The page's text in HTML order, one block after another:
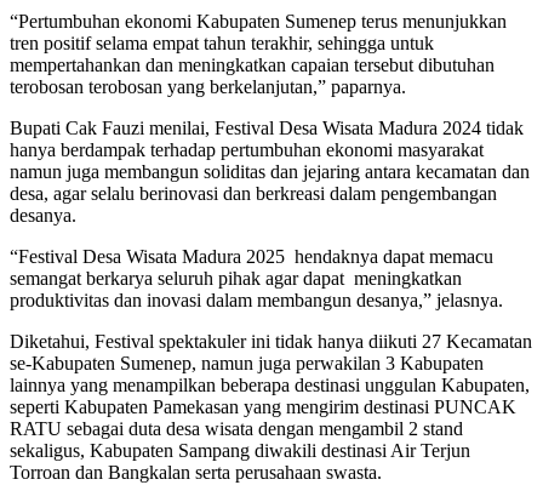
“Pertumbuhan ekonomi Kabupaten Sumenep terus menunjukkan
tren positif selama empat tahun terakhir, sehingga untuk
mempertahankan dan meningkatkan capaian tersebut dibutuhan
terobosan terobosan yang berkelanjutan,” paparnya.
Bupati Cak Fauzi menilai, Festival Desa Wisata Madura 2024 tidak
hanya berdampak terhadap pertumbuhan ekonomi masyarakat
namun juga membangun soliditas dan jejaring antara kecamatan dan
desa, agar selalu berinovasi dan berkreasi dalam pengembangan
desanya.
“Festival Desa Wisata Madura 2025 hendaknya dapat memacu
semangat berkarya seluruh pihak agar dapat meningkatkan
produktivitas dan inovasi dalam membangun desanya,” jelasnya.
Diketahui, Festival spektakuler ini tidak hanya diikuti 27 Kecamatan
se-Kabupaten Sumenep, namun juga perwakilan 3 Kabupaten
lainnya yang menampilkan beberapa destinasi unggulan Kabupaten,
seperti Kabupaten Pamekasan yang mengirim destinasi PUNCAK
RATU sebagai duta desa wisata dengan mengambil 2 stand
sekaligus, Kabupaten Sampang diwakili destinasi Air Terjun
Torroan dan Bangkalan serta perusahaan swasta.